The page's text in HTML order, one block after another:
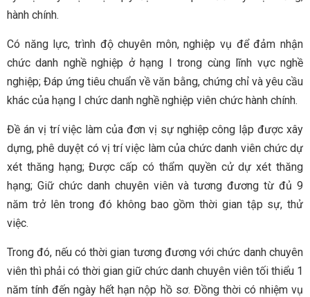
hành chính.
Có năng lực, trình độ chuyên môn, nghiệp vụ để đảm nhận
chức danh nghề nghiệp ở hạng I trong cùng lĩnh vực nghề
nghiệp; Đáp ứng tiêu chuẩn về văn bằng, chứng chỉ và yêu cầu
khác của hạng I chức danh nghề nghiệp viên chức hành chính.
Đề án vị trí việc làm của đơn vị sự nghiệp công lập được xây
dựng, phê duyệt có vị trí việc làm của chức danh viên chức dự
xét thăng hạng; Được cấp có thẩm quyền cử dự xét thăng
hạng; Giữ chức danh chuyên viên và tương đương từ đủ 9
năm trở lên trong đó không bao gồm thời gian tập sự, thử
việc.
Trong đó, nếu có thời gian tương đương với chức danh chuyên
viên thì phải có thời gian giữ chức danh chuyên viên tối thiểu 1
năm tính đến ngày hết hạn nộp hồ sơ. Đồng thời có nhiệm vụ